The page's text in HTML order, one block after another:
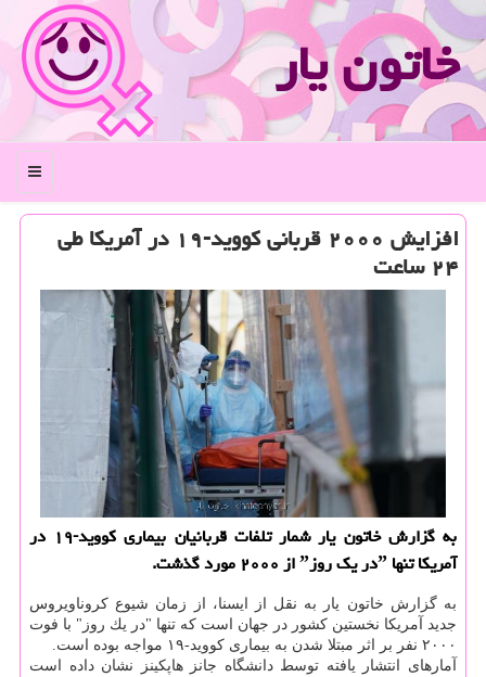
خاتون یار
منو
افزایش ۲۰۰۰ قربانی كووید-۱۹ در آمریكا طی
۲۴ ساعت
به گزارش خاتون یار شمار تلفات قربانیان بیماری كووید-۱۹ در
آمریكا تنها ˮدر یك روزˮ از ۲۰۰۰ مورد گذشت.
به گزارش خاتون یار به نقل از ایسنا، از زمان شیوع كروناویروس
جدید آمریكا نخستین كشور در جهان است كه تنها "در یك روز" با فوت
۲۰۰۰ نفر بر اثر مبتلا شدن به بیماری كووید-۱۹ مواجه بوده است.
آمارهای انتشار یافته توسط دانشگاه جانز هاپكینز نشان داده است